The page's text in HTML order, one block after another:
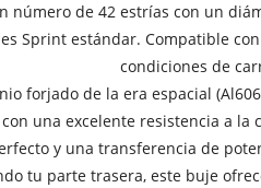
número de 42 estrías con un
Sprint estándar. Compatible
condiciones de
forjado de la era espacial
una excelente resistencia a la
y una transferencia de
tu parte trasera, este buje